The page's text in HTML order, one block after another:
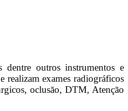
outros instrumentos e
realizam exames radiográficos
oclusão, DTM, Atenção